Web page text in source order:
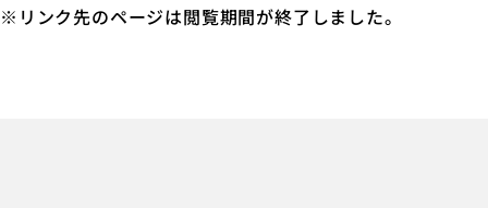
※リンク先のページは閲覧期間が終了しました。